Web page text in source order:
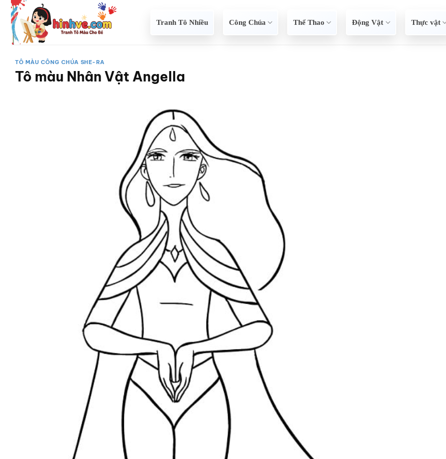
qua
dung
Tranh Tô Nhiều Công Chúa Thể Thao Động Vật Thực vật
TÔ MÀU CÔNG CHÚA SHE-RA
Tô màu Nhân Vật Angella